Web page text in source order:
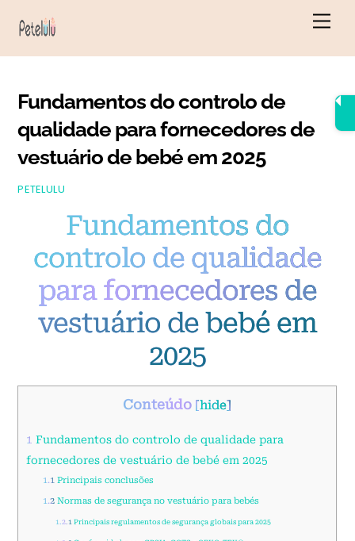
para
Fundamentos do controlo de
qualidade para fornecedores de
vestuário de bebé em 2025
PETELULU
Fundamentos do
controlo de qualidade
para fornecedores de
vestuário de bebé em
2025
Conteúdo [hide]
1 Fundamentos do controlo de qualidade para
fornecedores de vestuário de bebé em 2025
1.1Principais conclusões
1.2Normas de segurança no vestuário para bebés
1.2.1 Principais regulamentos de segurança globais para 2025